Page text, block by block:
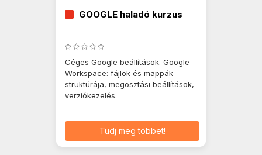
GOOGLE haladó kurzus
Céges Google beállítások. Google
Workspace: fájlok és mappák
struktúrája, megosztási beállítások,
verziókezelés.
Tudj meg többet!